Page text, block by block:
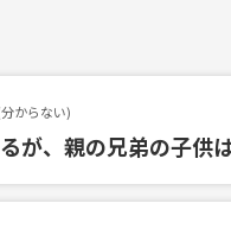
からない)
が、親の兄弟の子供